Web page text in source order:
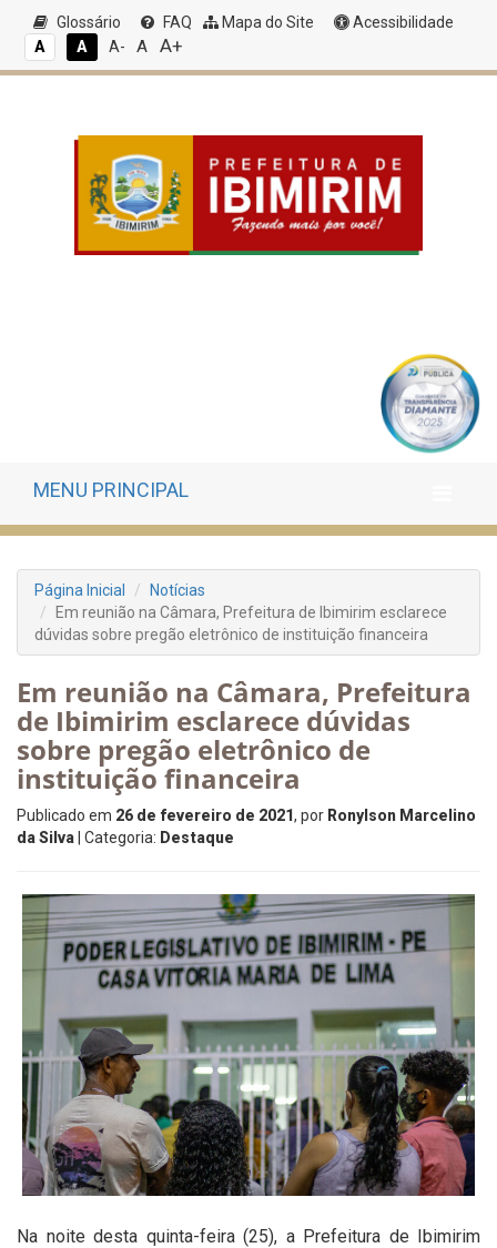
Glossário FAQ Mapa do Site
Acessibilidade
A
A A- A A+
MENU PRINCIPAL
Página Inicial
Notícias
Em reunião na Câmara, Prefeitura de Ibimirim esclarece
dúvidas sobre pregão eletrônico de instituição financeira
Em reunião na Câmara, Prefeitura
de Ibimirim esclarece dúvidas
sobre pregão eletrônico de
instituição financeira
Publicado em 26 de fevereiro de 2021, por Ronylson Marcelino
da Silva | Categoria: Destaque
Na noite desta quinta-feira (25), a Prefeitura de Ibimirim